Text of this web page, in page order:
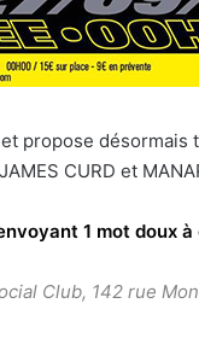
propose
CURD et
1 mot doux
Club, 142 rue